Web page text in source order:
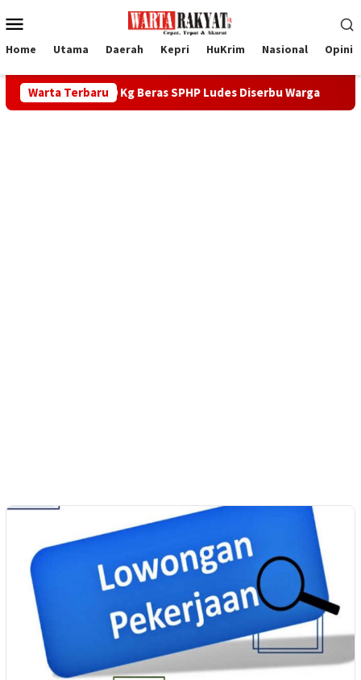
ke
Mobile
Home Utama Daerah Kepri HuKrim Nasional Opini
Warta Terbaru
1.050 Kg Beras SPHP Ludes Diserbu Warga PS